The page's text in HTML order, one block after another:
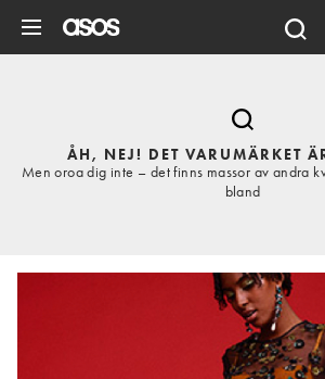
ÅH, NEJ! DET VARUMÄRKET
Men oroa dig inte – det finns massor av andra
bland